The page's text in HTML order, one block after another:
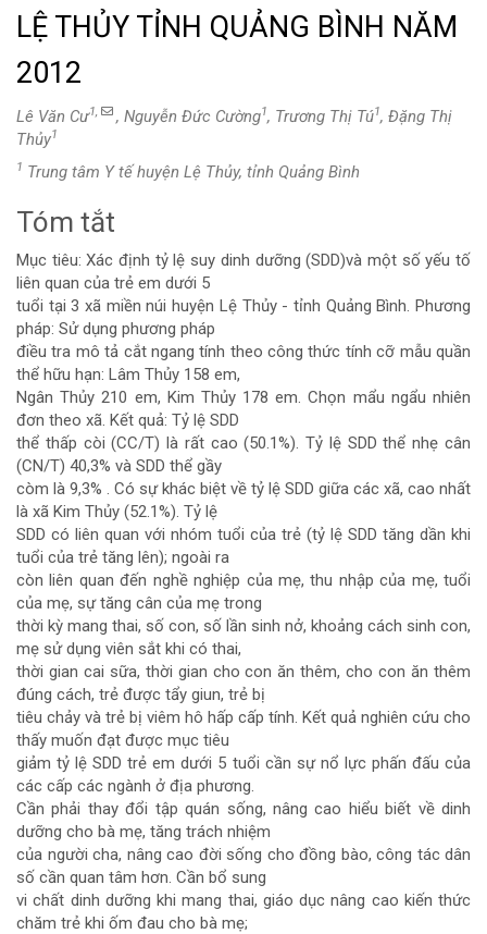
LỆ THỦY TỈNH QUẢNG BÌNH NĂM
2012
Lê Văn Cư1, , Nguyễn Đức Cường1, Trương Thị Tú1, Đặng Thị
Thủy1
1 Trung tâm Y tế huyện Lệ Thủy, tỉnh Quảng Bình
Nội
dung
chính
của
bài
viết
Tóm tắt
Mục tiêu:Xác định tỷ lệ suy dinh dưỡng (SDD)và một số yếu tố
liên quan của trẻ em dưới 5
tuổi tại 3 xã miền núi huyện Lệ Thủy - tỉnh Quảng Bình. Phương
pháp: Sử dụng phương pháp
điều tra mô tả cắt ngang tính theo công thức tính cỡ mẫu quần
thể hữu hạn: Lâm Thủy 158 em,
Ngân Thủy 210 em, Kim Thủy 178 em. Chọn mẩu ngẩu nhiên
đơn theo xã. Kết quả: Tỷ lệ SDD
thể thấp còi (CC/T) là rất cao (50.1%). Tỷ lệ SDD thể nhẹ cân
(CN/T) 40,3% và SDD thể gầy
còm là 9,3% . Có sự khác biệt về tỷ lệ SDD giữa các xã, cao nhất
là xã Kim Thủy (52.1%). Tỷ lệ
SDD có liên quan với nhóm tuổi của trẻ (tỷ lệ SDD tăng dần khi
tuổi của trẻ tăng lên); ngoài ra
còn liên quan đến nghề nghiệp của mẹ, thu nhập của mẹ, tuổi
của mẹ, sự tăng cân của mẹ trong
thời kỳ mang thai, số con, số lần sinh nở, khoảng cách sinh con,
mẹ sử dụng viên sắt khi có thai,
thời gian cai sữa, thời gian cho con ăn thêm, cho con ăn thêm
đúng cách, trẻ được tẩy giun, trẻ bị
tiêu chảy và trẻ bị viêm hô hấp cấp tính. Kết quả nghiên cứu cho
thấy muốn đạt được mục tiêu
giảm tỷ lệ SDD trẻ em dưới 5 tuổi cần sự nổ lực phấn đấu của
các cấp các ngành ở địa phương.
Cần phải thay đổi tập quán sống, nâng cao hiểu biết về dinh
dưỡng cho bà mẹ, tăng trách nhiệm
của người cha, nâng cao đời sống cho đồng bào, công tác dân
số cần quan tâm hơn. Cần bổ sung
vi chất dinh dưỡng khi mang thai, giáo dục nâng cao kiến thức
chăm trẻ khi ốm đau cho bà mẹ;